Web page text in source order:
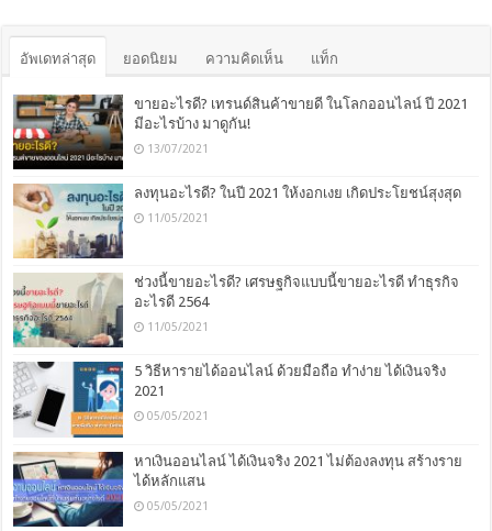
อัพเดทล่าสุด ยอดนิยม ความคิดเห็น แท็ก
ขายอะไรดี? เทรนด์สินค้าขายดี ในโลกออนไลน์ ปี 2021
มีอะไรบ้าง มาดูกัน!
13/07/2021
ลงทุนอะไรดี? ในปี 2021 ให้งอกเงย เกิดประโยชน์สุงสุด
11/05/2021
ช่วงนี้ขายอะไรดี? เศรษฐกิจแบบนี้ขายอะไรดี ทำธุรกิจ
อะไรดี 2564
11/05/2021
5 วิธีหารายได้ออนไลน์ ด้วยมือถือ ทำง่าย ได้เงินจริง
2021
05/05/2021
หาเงินออนไลน์ ได้เงินจริง 2021 ไม่ต้องลงทุน สร้างราย
ได้หลักแสน
05/05/2021